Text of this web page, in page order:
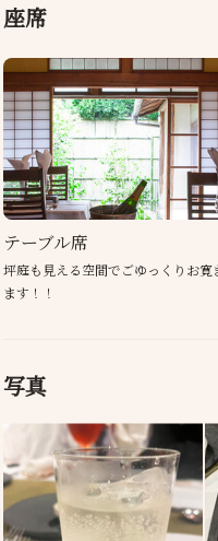
座席
テーブル席
坪庭も見える空間でごゆっくりお寛
ます！！
写真